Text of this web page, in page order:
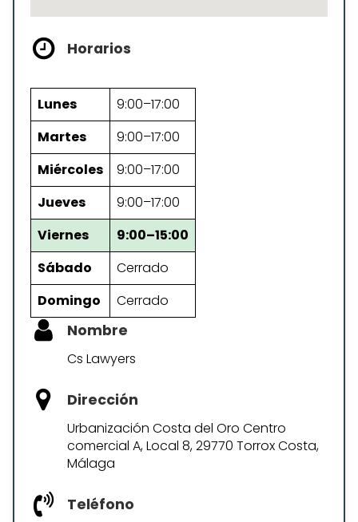
Horarios
Lunes
9:00–17:00
Martes
9:00–17:00
Miércoles
9:00–17:00
Jueves
9:00–17:00
Viernes
9:00–15:00
Sábado
Cerrado
Domingo
Cerrado
Nombre
Cs Lawyers
Dirección
Urbanización Costa del Oro Centro
comercial A, Local 8, 29770 Torrox Costa,
Málaga
Teléfono